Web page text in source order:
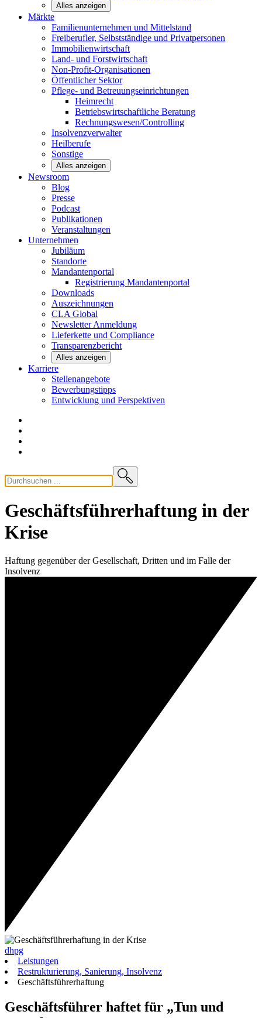
Alles anzeigen
Märkte
Familienunternehmen und Mittelstand
Freiberufler, Selbstständige und Privatpersonen
Immobilienwirtschaft
Land- und Forstwirtschaft
Non-Profit-Organisationen
Öffentlicher Sektor
Pflege- und Betreuungseinrichtungen
Heimrecht
Betriebswirtschaftliche Beratung
Rechnungswesen/Controlling
Insolvenzverwalter
Heilberufe
Sonstige
Alles anzeigen
Newsroom
Blog
Presse
Podcast
Publikationen
Veranstaltungen
Unternehmen
Jubiläum
Standorte
Mandantenportal
Registrierung Mandantenportal
Downloads
Auszeichnungen
CLAGlobal
NewsletterAnmeldung
Lieferkette und Compliance
Transparenzbericht
Alles anzeigen
Karriere
Stellenangebote
Bewerbungstipps
Entwicklung und Perspektiven
Geschäftsführerhaftung in der
Krise
Haftung gegenüber der Gesellschaft, Dritten und im Falle der
Insolvenz
dhpg
Leistungen
Restrukturierung, Sanierung, Insolvenz
Geschäftsführerhaftung
Geschäftsführer haftet für „Tun und